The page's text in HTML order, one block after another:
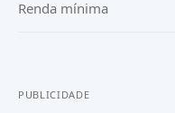
Renda mínima
PUBLICIDADE